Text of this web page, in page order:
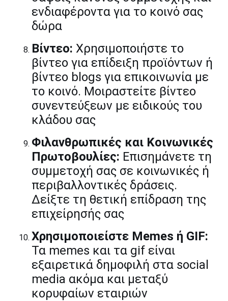
ενδιαφέροντα για το κοινό σας
δώρα
Βίντεο: Χρησιμοποιήστε το
βίντεο για επίδειξη προϊόντων ή
βίντεο blogs για επικοινωνία με
το κοινό. Μοιραστείτε βίντεο
συνεντεύξεων με ειδικούς του
κλάδου σας
Φιλανθρωπικές και Κοινωνικές
Πρωτοβουλίες: Επισημάνετε τη
συμμετοχή σας σε κοινωνικές ή
περιβαλλοντικές δράσεις.
Δείξτε τη θετική επίδραση της
επιχείρησής σας
Χρησιμοποιείστε Memes ή GIF:
Τα memes και τα gif είναι
εξαιρετικά δημοφιλή στα social
media ακόμα και μεταξύ
κορυφαίων εταιριών